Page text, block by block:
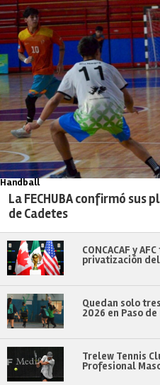
Handball
La FECHUBA confirmó sus
de Cadetes
CONCACAF y
privatización
Quedan solo
2026 en Paso
Trelew Tennis
Profesional